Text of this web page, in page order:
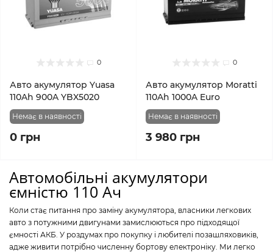
0
Авто акумулятор Yuasa
110Ah 900A YBX5020
Немає в наявності
0 грн
0
Авто акумулятор Moratti
110Ah 1000A Euro
Немає в наявності
3 980 грн
Автомобільні акумулятори
ємністю 110 Ач
Коли стає питання про заміну акумулятора, власники легкових
авто з потужними двигунами замислюються про підходящої
ємності АКБ. У роздумах про покупку і любителі позашляховиків,
адже живити потрібно численну бортову електроніку. Ми легко